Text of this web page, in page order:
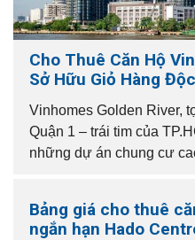
Cho Thuê Căn Hộ
Sở Hữu Giỏ Hàng
Vinhomes Golden River,
Quận 1 – trái tim của
những dự án chung cư
Bảng giá cho thuê
ngắn hạn Hado